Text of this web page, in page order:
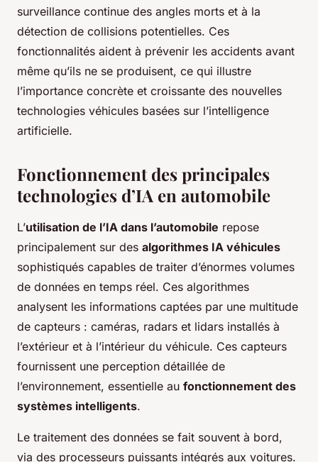
surveillance continue des angles morts et à la
détection de collisions potentielles. Ces
fonctionnalités aident à prévenir les accidents avant
même qu’ils ne se produisent, ce qui illustre
l’importance concrète et croissante des nouvelles
technologies véhicules basées sur l’intelligence
artificielle.
Fonctionnement des principales
technologies d’IA en automobile
L’utilisation de l’IA dans l’automobile repose
principalement sur des algorithmes IA véhicules
sophistiqués capables de traiter d’énormes volumes
de données en temps réel. Ces algorithmes
analysent les informations captées par une multitude
de capteurs : caméras, radars et lidars installés à
l’extérieur et à l’intérieur du véhicule. Ces capteurs
fournissent une perception détaillée de
l’environnement, essentielle au fonctionnement des
systèmes intelligents.
Le traitement des données se fait souvent à bord,
via des processeurs puissants intégrés aux voitures.